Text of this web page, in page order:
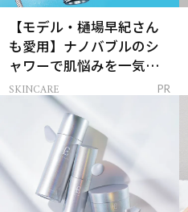
【モデル・樋場早紀さん
も愛用】ナノバブルのシ
ャワーで肌悩みを一気に
解決
SKINCARE PR